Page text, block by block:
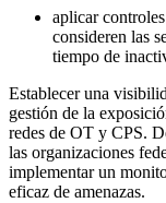
aplicar
consideren las
tiempo de
Establecer una
gestión de la
redes de OT y CPS.
las organizaciones
implementar un
eficaz de amenazas.